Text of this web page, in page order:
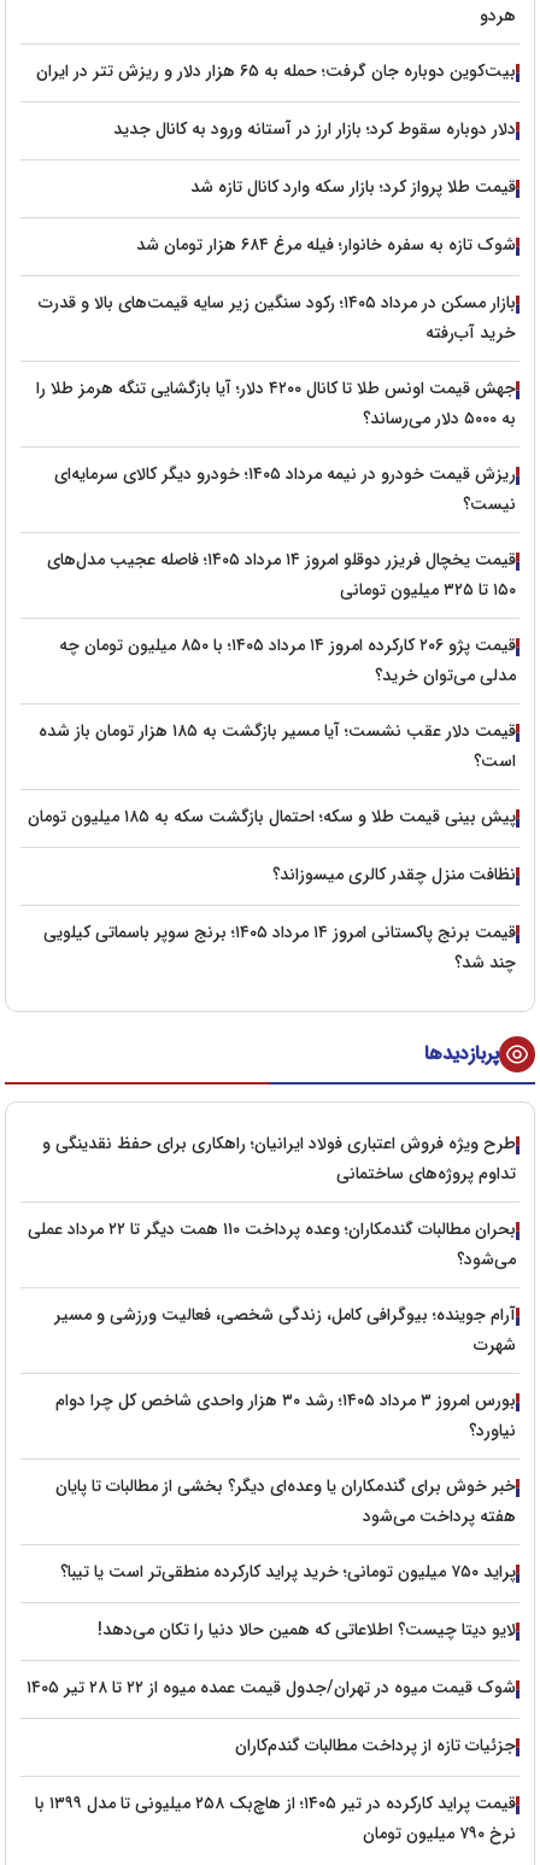
هردو
بیت‌کوین دوباره جان گرفت؛ حمله به ۶۵ هزار دلار و ریزش تتر در ایران
دلار دوباره سقوط کرد؛ بازار ارز در آستانه ورود به کانال جدید
قیمت طلا پرواز کرد؛ بازار سکه وارد کانال تازه شد
شوک تازه به سفره خانوار؛ فیله مرغ ۶۸۴ هزار تومان شد
بازار مسکن در مرداد ۱۴۰۵؛ رکود سنگین زیر سایه قیمت‌های بالا و قدرت
خرید آب‌رفته
جهش قیمت اونس طلا تا کانال ۴۲۰۰ دلار؛ آیا بازگشایی تنگه هرمز طلا را
به ۵۰۰۰ دلار می‌رساند؟
ریزش قیمت خودرو در نیمه مرداد ۱۴۰۵؛ خودرو دیگر کالای سرمایه‌ای
نیست؟
قیمت یخچال فریزر دوقلو امروز ۱۴ مرداد ۱۴۰۵؛ فاصله عجیب مدل‌های
۱۵۰ تا ۳۲۵ میلیون تومانی
قیمت پژو ۲۰۶ کارکرده امروز ۱۴ مرداد ۱۴۰۵؛ با ۸۵۰ میلیون تومان چه
مدلی می‌توان خرید؟
قیمت دلار عقب نشست؛ آیا مسیر بازگشت به ۱۸۵ هزار تومان باز شده
است؟
پیش‌ بینی قیمت طلا و سکه؛ احتمال بازگشت سکه به ۱۸۵ میلیون تومان
نظافت منزل چقدر کالری میسوزاند؟
قیمت برنج پاکستانی امروز ۱۴ مرداد ۱۴۰۵؛ برنج سوپر باسماتی کیلویی
چند شد؟
پربازدیدها
طرح ویژه فروش اعتباری فولاد ایرانیان؛ راهکاری برای حفظ نقدینگی و
تداوم پروژه‌های ساختمانی
بحران مطالبات گندمکاران؛ وعده پرداخت ۱۱۰ همت دیگر تا ۲۲ مرداد عملی
می‌شود؟
آرام جوینده؛ بیوگرافی کامل، زندگی شخصی، فعالیت ورزشی و مسیر
شهرت
بورس امروز ۳ مرداد ۱۴۰۵؛ رشد ۳۰ هزار واحدی شاخص کل چرا دوام
نیاورد؟
خبر خوش برای گندمکاران یا وعده‌ای دیگر؟ بخشی از مطالبات تا پایان
هفته پرداخت می‌شود
پراید ۷۵۰ میلیون تومانی؛ خرید پراید کارکرده منطقی‌تر است یا تیبا؟
لایو دیتا چیست؟ اطلاعاتی که همین حالا دنیا را تکان می‌دهد!
شوک قیمت میوه در تهران/جدول قیمت عمده میوه از ۲۲ تا ۲۸ تیر ۱۴۰۵
جزئیات تازه از پرداخت مطالبات گندم‌کاران
قیمت پراید کارکرده در تیر ۱۴۰۵؛ از هاچ‌بک ۲۵۸ میلیونی تا مدل ۱۳۹۹ با
نرخ ۷۹۰ میلیون تومان